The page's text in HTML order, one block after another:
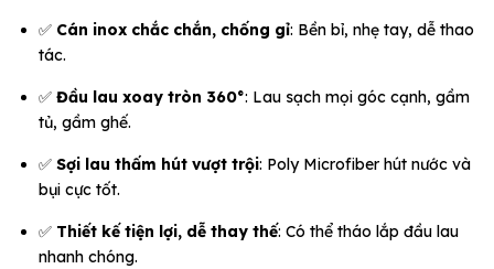
✅ Cán inox chắc chắn, chống gỉ: Bền bỉ, nhẹ tay, dễ thao
tác.
✅ Đầu lau xoay tròn 360°: Lau sạch mọi góc cạnh, gầm
tủ, gầm ghế.
✅ Sợi lau thấm hút vượt trội: Poly Microfiber hút nước và
bụi cực tốt.
✅ Thiết kế tiện lợi, dễ thay thế: Có thể tháo lắp đầu lau
nhanh chóng.